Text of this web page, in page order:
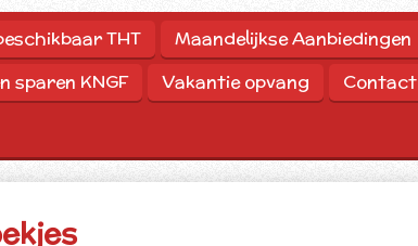
THT
Maandelijkse Aanbiedingen
sparen KNGF Vakantie opvang Contact